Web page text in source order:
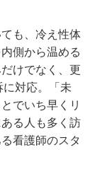
も、冷え性体
側から温める
けでなく、更
対応。「未
でいち早くリ
る人も多く訪
看護師のスタ